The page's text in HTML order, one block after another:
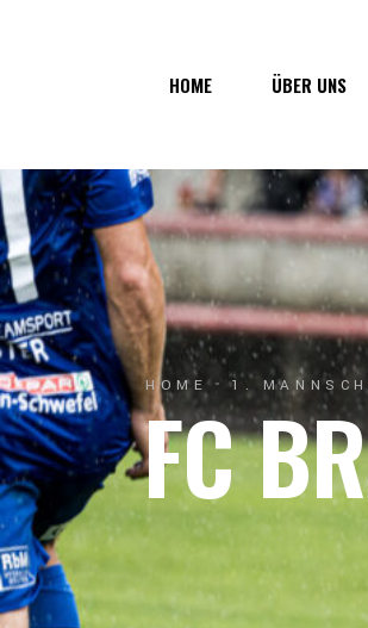
HOME ÜBER UNS
Über uns
Vorstand
Junkerau
HOME 1.
FC